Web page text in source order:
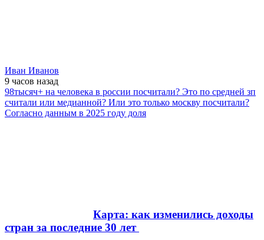
Иван Иванов
9 часов назад
98тысяч+ на человека в россии посчитали? Это по средней зп
считали или медианной? Или это только москву посчитали?
Согласно данным в 2025 году доля
Карта: как изменились доходы
стран за последние 30 лет